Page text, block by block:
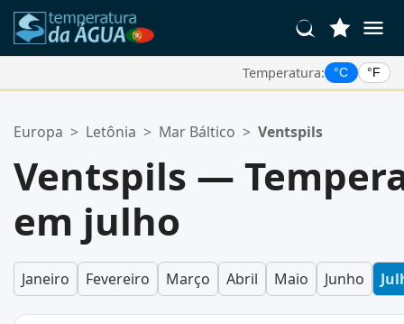
Temperatura: °C °F
Sua lista de favoritos está vazia.
Europa > Letônia > Mar Báltico > Ventspils
Ventspils —
em julho
Janeiro Fevereiro Março Abril Maio Junho